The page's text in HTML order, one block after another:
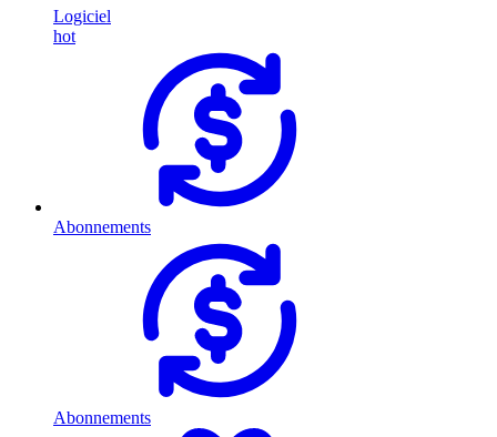
Logiciel
hot
Abonnements
Abonnements